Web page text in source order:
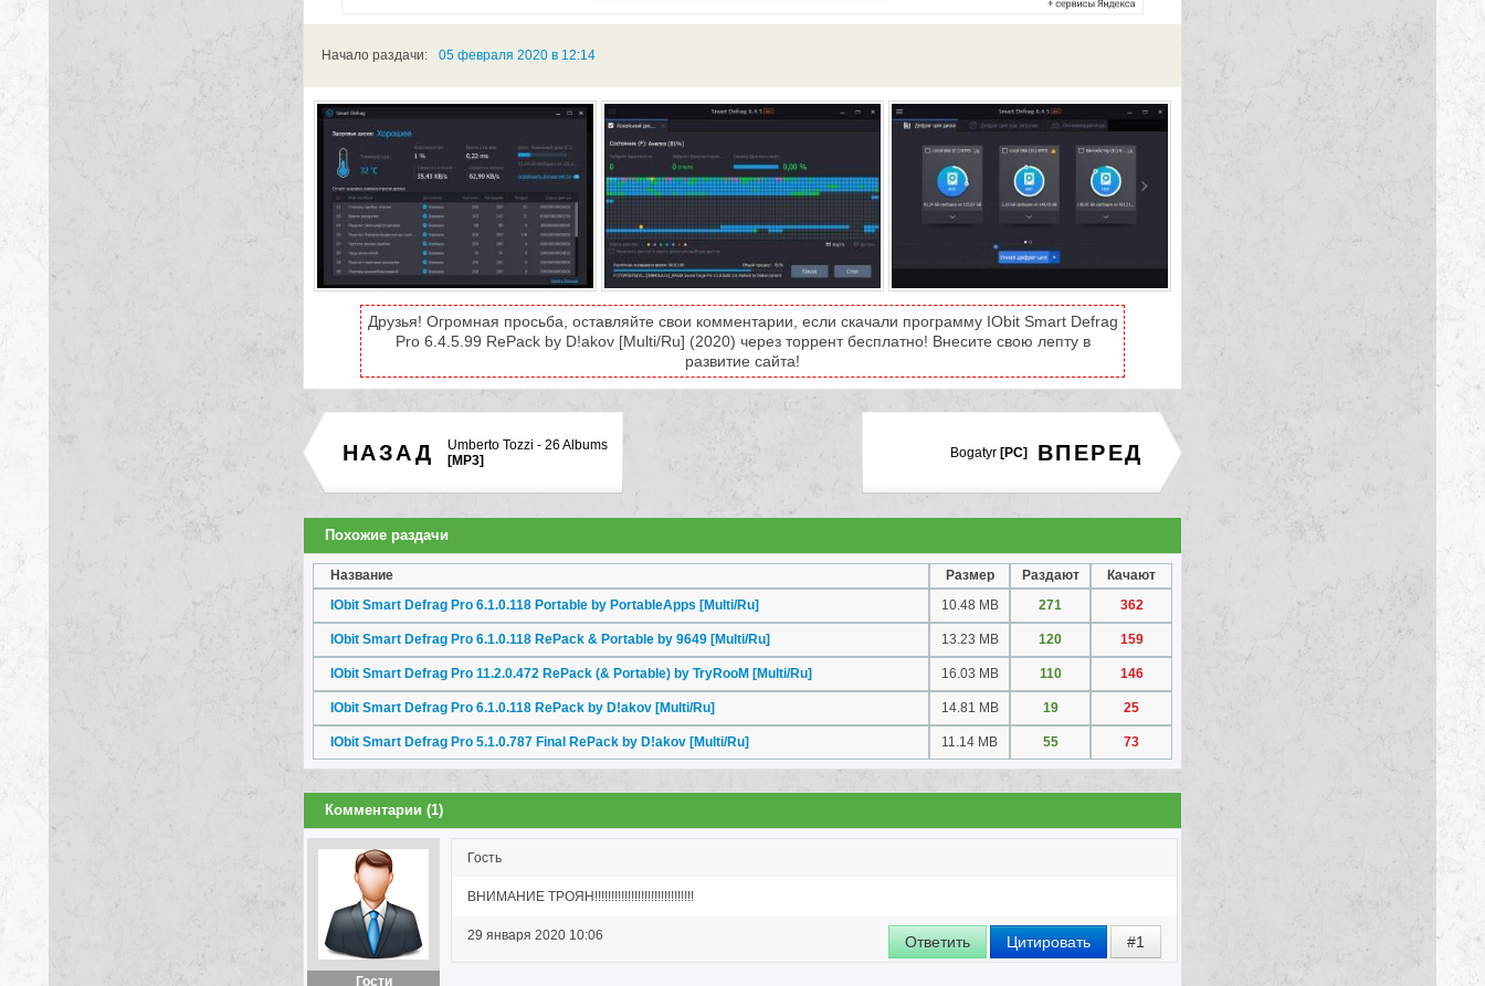
Начало раздачи: 05 февраля 2020 в 12:14
Друзья! Огромная просьба, оставляйте свои комментарии, если скачали программу IObit Smart Defrag
Pro 6.4.5.99 RePack by D!akov [Multi/Ru] (2020) через торрент бесплатно! Внесите свою лепту в
развитие сайта!
НАЗАД
Umberto Tozzi - 26 Albums
[MP3]
ВПЕРЕД
Bogatyr [PC]
Похожие раздачи
Название Размер Раздают
Качают
IObit Smart Defrag Pro 6.1.0.118 Portable by PortableApps [Multi/Ru]
10.48 MB 271 362
IObit Smart Defrag Pro 6.1.0.118 RePack & Portable by 9649 [Multi/Ru] 13.23 MB 120 159
IObit Smart Defrag Pro 11.2.0.472 RePack (& Portable) by TryRooM [Multi/Ru] 16.03 MB 110 146
IObit Smart Defrag Pro 6.1.0.118 RePack by D!akov [Multi/Ru] 14.81 MB 19 25
IObit Smart Defrag Pro 5.1.0.787 Final RePack by D!akov [Multi/Ru] 11.14 MB 55 73
Комментарии (1)
Гости
Гость
ВНИМАНИЕ ТРОЯН!!!!!!!!!!!!!!!!!!!!!!!!!!!!!!
29 января 2020 10:06 Ответить Цитировать #1